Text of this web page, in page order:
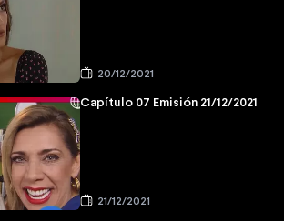
20/12/2021
Capítulo 07 Emisión 21/12/2021
21/12/2021